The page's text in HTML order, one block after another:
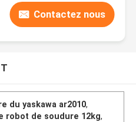
Contactez nous
du yaskawa ar2010,
robot de soudure 12kg,